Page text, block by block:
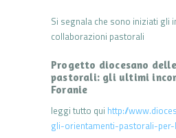
Si segnala che sono iniziati gli
collaborazioni pastorali
Progetto diocesano
pastorali: gli ultimi
Foranie
leggi tutto qui http://
gli-orientamenti-pastorali-